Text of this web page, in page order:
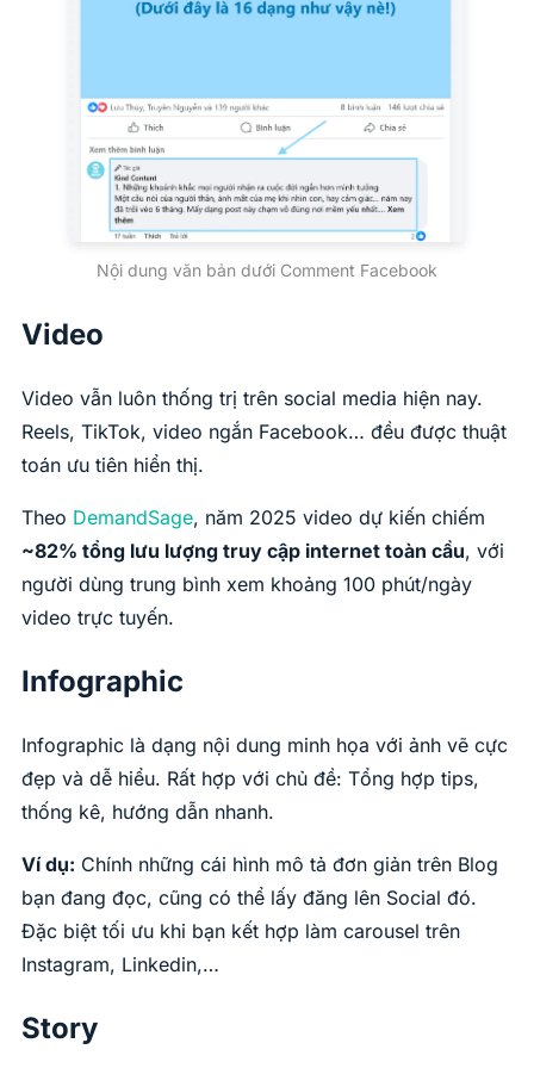
Nội dung văn bản dưới Comment Facebook
Video
Video vẫn luôn thống trị trên social media hiện nay.
Reels, TikTok, video ngắn Facebook… đều được thuật
toán ưu tiên hiển thị.
Theo DemandSage, năm 2025 video dự kiến chiếm
~82% tổng lưu lượng truy cập internet toàn cầu, với
người dùng trung bình xem khoảng 100 phút/ngày
video trực tuyến.
Infographic
Infographic là dạng nội dung minh họa với ảnh vẽ cực
đẹp và dễ hiểu. Rất hợp với chủ đề: Tổng hợp tips,
thống kê, hướng dẫn nhanh.
Ví dụ: Chính những cái hình mô tả đơn giản trên Blog
bạn đang đọc, cũng có thể lấy đăng lên Social đó.
Đặc biệt tối ưu khi bạn kết hợp làm carousel trên
Instagram, Linkedin,…
Story